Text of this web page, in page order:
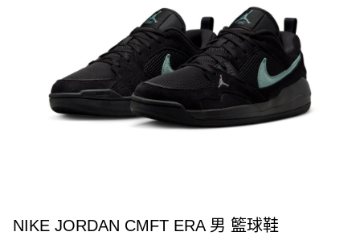
NIKE JORDAN CMFT ERA 男 籃球鞋